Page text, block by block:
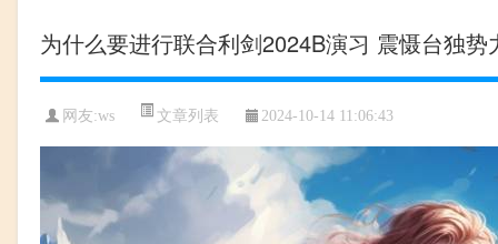
为什么要进行联合利剑2024B演习 震慑台独势
网友:ws 文章列表 2024-10-14 11:06:43